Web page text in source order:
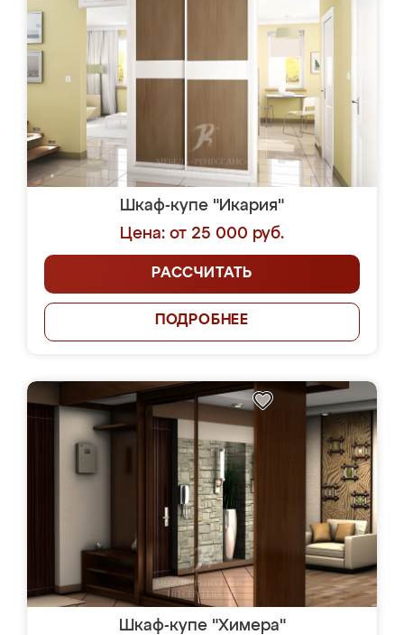
Шкаф-купе "Икария"
Цена: от 25 000 руб.
РАССЧИТАТЬ
ПОДРОБНЕЕ
Шкаф-купе "Химера"